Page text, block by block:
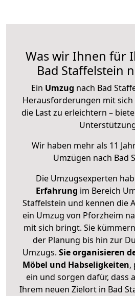
Was wir Ihnen für
Bad Staffelstein
Ein Umzug nach Bad
Herausforderungen mit
die Last zu erleichtern –
Wir haben mehr als 11
Umzügen nach Bad
Die Umzugsexperten
Erfahrung im Bereich
Staffelstein und kennen die
ein Umzug von Pforzheim
mit sich bringt. Sie
der Planung bis hin zur
Umzugs. Sie organisieren
Möbel und Habseligkeiten,
ein und sorgen dafür, dass
Ihrem neuen Zielort in Bad